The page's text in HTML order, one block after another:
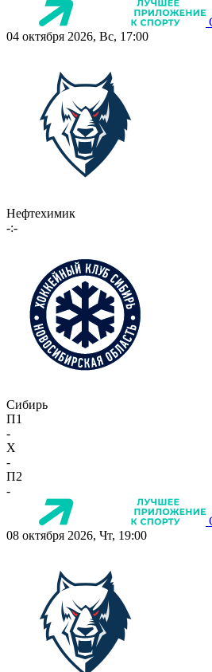
04 октября 2026, Вс, 17:00
Нефтехимик
-:-
Сибирь
П1
-
X
-
П2
-
08 октября 2026, Чт, 19:00